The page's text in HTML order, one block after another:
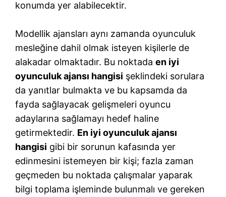
konumda yer alabilecektir.
Modellik ajansları aynı zamanda oyunculuk
mesleğine dahil olmak isteyen kişilerle de
alakadar olmaktadır. Bu noktadaen iyi
oyunculuk ajansı hangisi şeklindeki sorulara
da yanıtlar bulmakta ve bu kapsamda da
fayda sağlayacak gelişmeleri oyuncu
adaylarına sağlamayı hedef haline
getirmektedir. En iyi oyunculuk ajansı
hangisi gibi bir sorunun kafasında yer
edinmesini istemeyen bir kişi; fazla zaman
geçmeden bu noktada çalışmalar yaparak
bilgi toplama işleminde bulunmalı ve gereken